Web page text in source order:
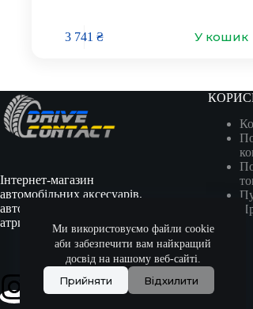
Ми використовуємо файли cookie
аби забезпечити вам найкращий
досвід на нашому веб-сайті.
Прийняти Відхилити
3 741₴ У кошик
Інтернет-магазин
автомобільних аксесуарів,
автотоварів, гоночної
атрибутики та сувенірів.